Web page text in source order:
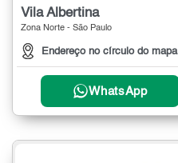
Vila Albertina
Zona Norte - São Paulo
Endereço no círculo do mapa
WhatsApp